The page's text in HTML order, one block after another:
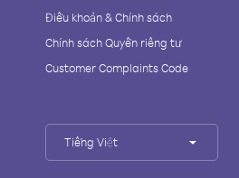
Điều khoản & Chính sách
Chính sách Quyền riêng tư
Customer Complaints Code
Tiếng Việt